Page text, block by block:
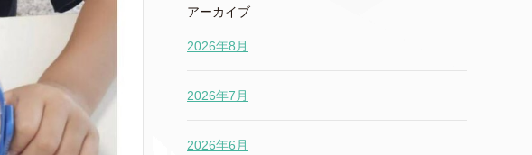
アーカイブ
2026年8月
2026年7月
2026年6月